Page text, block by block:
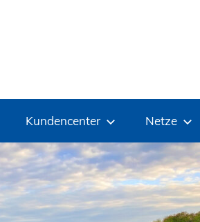
Kundencenter Netze